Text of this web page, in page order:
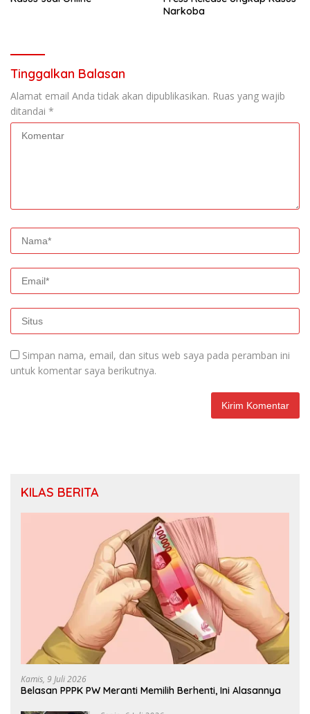
Narkoba
Tinggalkan Balasan
Alamat email Anda tidak akan dipublikasikan. Ruas yang wajib
ditandai *
Simpan nama, email, dan situs web saya pada peramban ini
untuk komentar saya berikutnya.
KILAS BERITA
Kamis, 9 Juli 2026
Belasan PPPK PW Meranti Memilih Berhenti, Ini Alasannya